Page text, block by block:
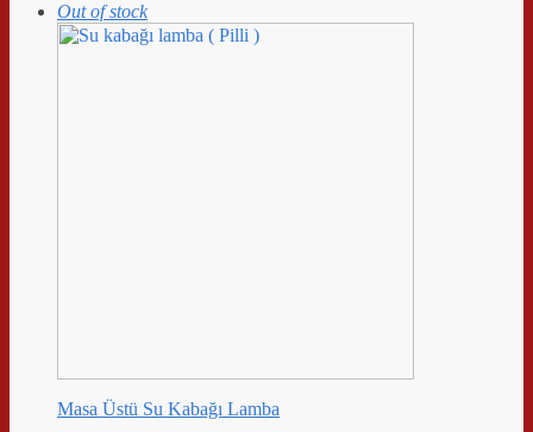
Out of stock
Masa Üstü Su Kabağı Lamba